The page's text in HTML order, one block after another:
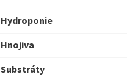
Hydroponie
Hnojiva
Substráty